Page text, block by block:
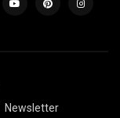
Newsletter